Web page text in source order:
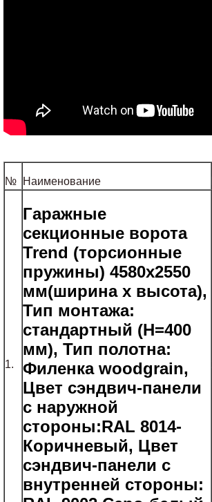
№ Наименование
1.
Гаражные
секционные ворота
Trend (торсионные
пружины) 4580x2550
мм(ширина х высота),
Тип монтажа:
стандартный (H=400
мм), Тип полотна:
Филенка woodgrain,
Цвет сэндвич-панели
c наружной
стороны:RAL 8014-
Коричневый, Цвет
сэндвич-панели c
внутренней стороны: